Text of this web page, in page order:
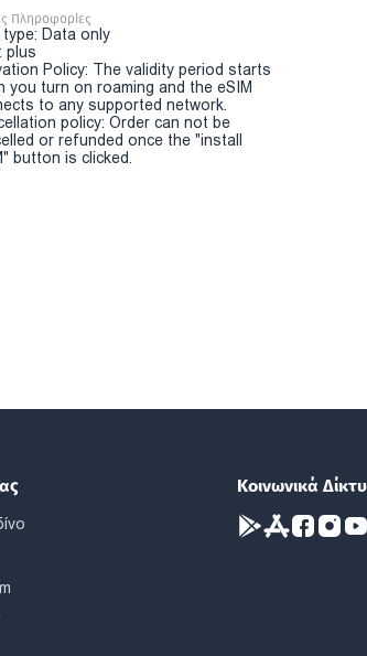
Πληροφορίες
type: Data only
plus
Policy: The validity period starts
you turn on roaming and the eSIM
to any supported network.
policy: Order can not be
or refunded once the "install
button is clicked.
Κοινωνικά